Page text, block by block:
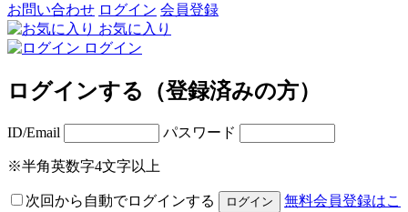
お問い合わせ ログイン 会員登録
お気に入り
ログイン
ログインする（登録済みの方）
ID/Email パスワード
※半角英数字4文字以上
次回から自動でログインする
無料会員登録はこ